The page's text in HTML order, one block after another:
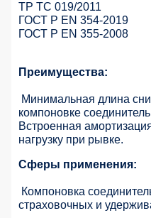
ТР ТС 019/2011
ГОСТ Р EN 354-2019
ГОСТ Р EN 355-2008
Преимущества:
Минимальная длина
компоновке
Встроенная
нагрузку при рывке.
Сферы применения:
Компоновка
страховочных и